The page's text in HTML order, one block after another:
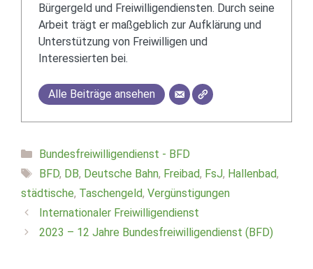
Bürgergeld und Freiwilligendiensten. Durch seine
Arbeit trägt er maßgeblich zur Aufklärung und
Unterstützung von Freiwilligen und
Interessierten bei.
Alle Beiträge ansehen
Kategorien
Bundesfreiwilligendienst - BFD
Schlagwörter
BFD, DB, Deutsche Bahn, Freibad, FsJ, Hallenbad,
städtische, Taschengeld, Vergünstigungen
Internationaler Freiwilligendienst
2023 – 12 Jahre Bundesfreiwilligendienst (BFD)